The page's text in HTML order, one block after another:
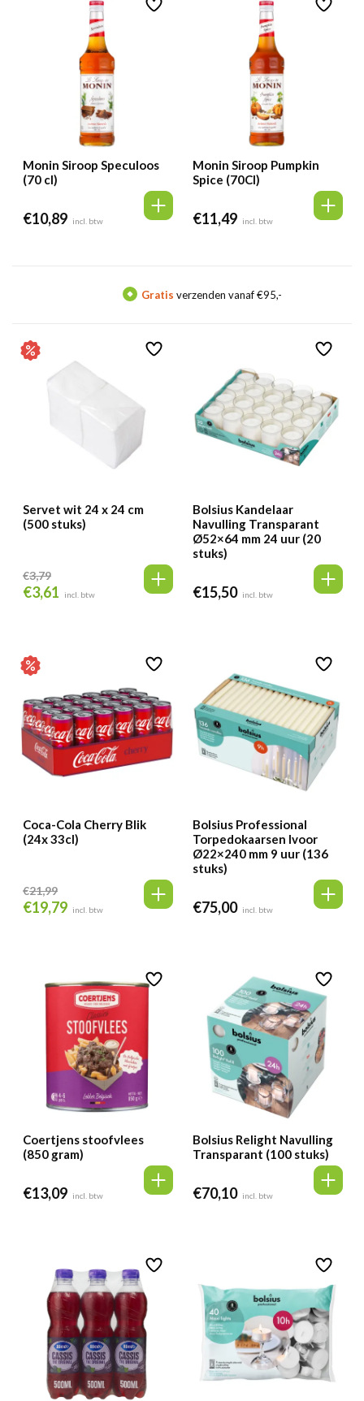
Monin Siroop Speculoos
(70 cl)
€10,89 incl. btw
Monin Siroop Pumpkin
Spice (70Cl)
€11,49 incl. btw
Gratis verzenden vanaf €95,-
Servet wit 24 x 24 cm
(500 stuks)
€3,79
Oorspronkelijke
€3,79.
€3,61 Huidige
incl. btw
Bolsius Kandelaar
Navulling Transparant
Ø52×64 mm 24 uur (20
stuks)
€15,50 incl. btw
Coca-Cola Cherry Blik
(24x 33cl)
€21,99
Oorspronkelijke
€19,79 Huidige
incl. btw
Bolsius Professional
Torpedokaarsen Ivoor
Ø22×240 mm 9 uur (136
stuks)
€75,00 incl. btw
Coertjens stoofvlees
(850 gram)
€13,09 incl. btw
Bolsius Relight Navulling
Transparant (100 stuks)
€70,10 incl. btw